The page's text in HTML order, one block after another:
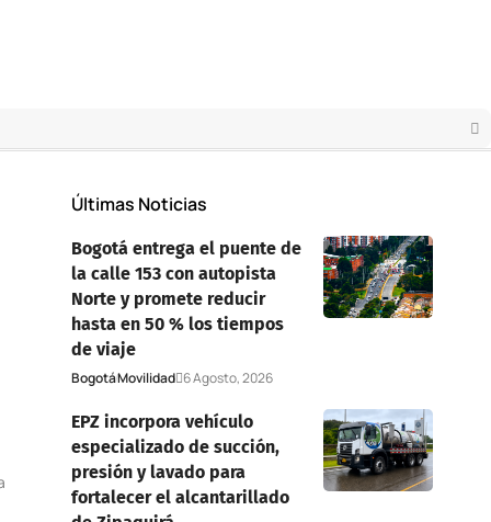
Últimas Noticias
Bogotá entrega el puente de
la calle 153 con autopista
Norte y promete reducir
hasta en 50 % los tiempos
de viaje
BogotáMovilidad 6 Agosto, 2026
EPZ incorpora vehículo
especializado de succión,
presión y lavado para
fortalecer el alcantarillado